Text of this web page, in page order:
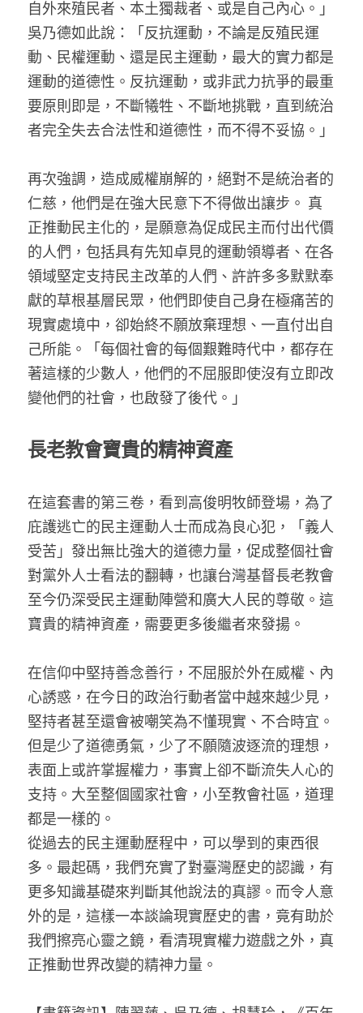
自外來殖民者、本土獨裁者、或是自己內心。」
吳乃德如此說：「反抗運動，不論是反殖民運
動、民權運動、還是民主運動，最大的實力都是
運動的道德性。反抗運動，或非武力抗爭的最重
要原則即是，不斷犧牲、不斷地挑戰，直到統治
者完全失去合法性和道德性，而不得不妥協。」
再次強調，造成威權崩解的，絕對不是統治者的
仁慈，他們是在強大民意下不得做出讓步。 真
正推動民主化的，是願意為促成民主而付出代價
的人們，包括具有先知卓見的運動領導者、在各
領域堅定支持民主改革的人們、許許多多默默奉
獻的草根基層民眾，他們即使自己身在極痛苦的
現實處境中，卻始終不願放棄理想、一直付出自
己所能。「每個社會的每個艱難時代中，都存在
著這樣的少數人，他們的不屈服即使沒有立即改
變他們的社會，也啟發了後代。」
長老教會寶貴的精神資產
在這套書的第三卷，看到高俊明牧師登場，為了
庇護逃亡的民主運動人士而成為良心犯，「義人
受苦」發出無比強大的道德力量，促成整個社會
對黨外人士看法的翻轉，也讓台灣基督長老教會
至今仍深受民主運動陣營和廣大人民的尊敬。這
寶貴的精神資產，需要更多後繼者來發揚。
在信仰中堅持善念善行，不屈服於外在威權、內
心誘惑，在今日的政治行動者當中越來越少見，
堅持者甚至還會被嘲笑為不懂現實、不合時宜。
但是少了道德勇氣，少了不願隨波逐流的理想，
表面上或許掌握權力，事實上卻不斷流失人心的
支持。大至整個國家社會，小至教會社區，道理
都是一樣的。
從過去的民主運動歷程中，可以學到的東西很
多。最起碼，我們充實了對臺灣歷史的認識，有
更多知識基礎來判斷其他說法的真謬。而令人意
外的是，這樣一本談論現實歷史的書，竟有助於
我們擦亮心靈之鏡，看清現實權力遊戲之外，真
正推動世界改變的精神力量。